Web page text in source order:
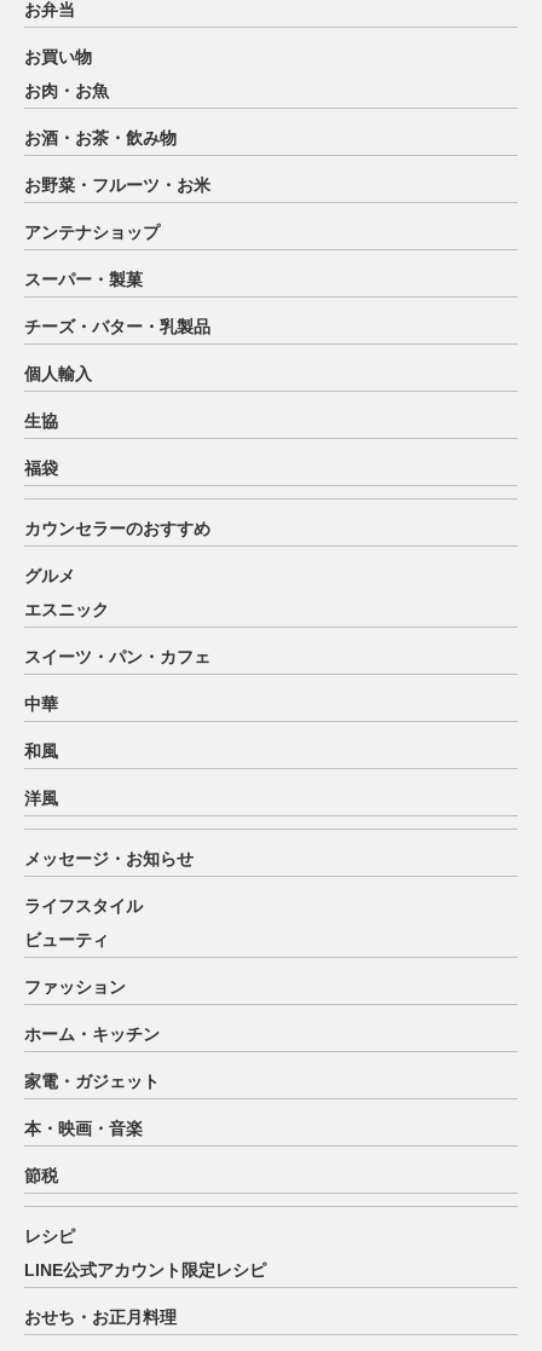
お弁当
お買い物
お肉・お魚
お酒・お茶・飲み物
お野菜・フルーツ・お米
アンテナショップ
スーパー・製菓
チーズ・バター・乳製品
個人輸入
生協
福袋
カウンセラーのおすすめ
グルメ
エスニック
スイーツ・パン・カフェ
中華
和風
洋風
メッセージ・お知らせ
ライフスタイル
ビューティ
ファッション
ホーム・キッチン
家電・ガジェット
本・映画・音楽
節税
レシピ
LINE公式アカウント限定レシピ
おせち・お正月料理